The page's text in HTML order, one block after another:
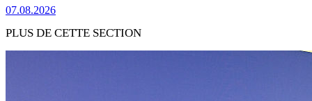
07.08.2026
PLUS DE CETTE SECTION